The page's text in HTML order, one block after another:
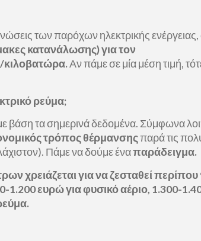
των παρόχων ηλεκτρικής
κατανάλωσης) για τον
κιλοβατώρα.Αν πάμε σε μία μέση τιμή,
ρεύμα;
βάση τα σημερινά δεδομένα. Σύμφωνα
τρόπος θέρμανσηςπαρά τις
Πάμε να δούμε έναπαράδειγμα.
χρειάζεται για να ζεσταθεί περίπου
1.200 ευρώ για φυσικό αέριο, 1.300-